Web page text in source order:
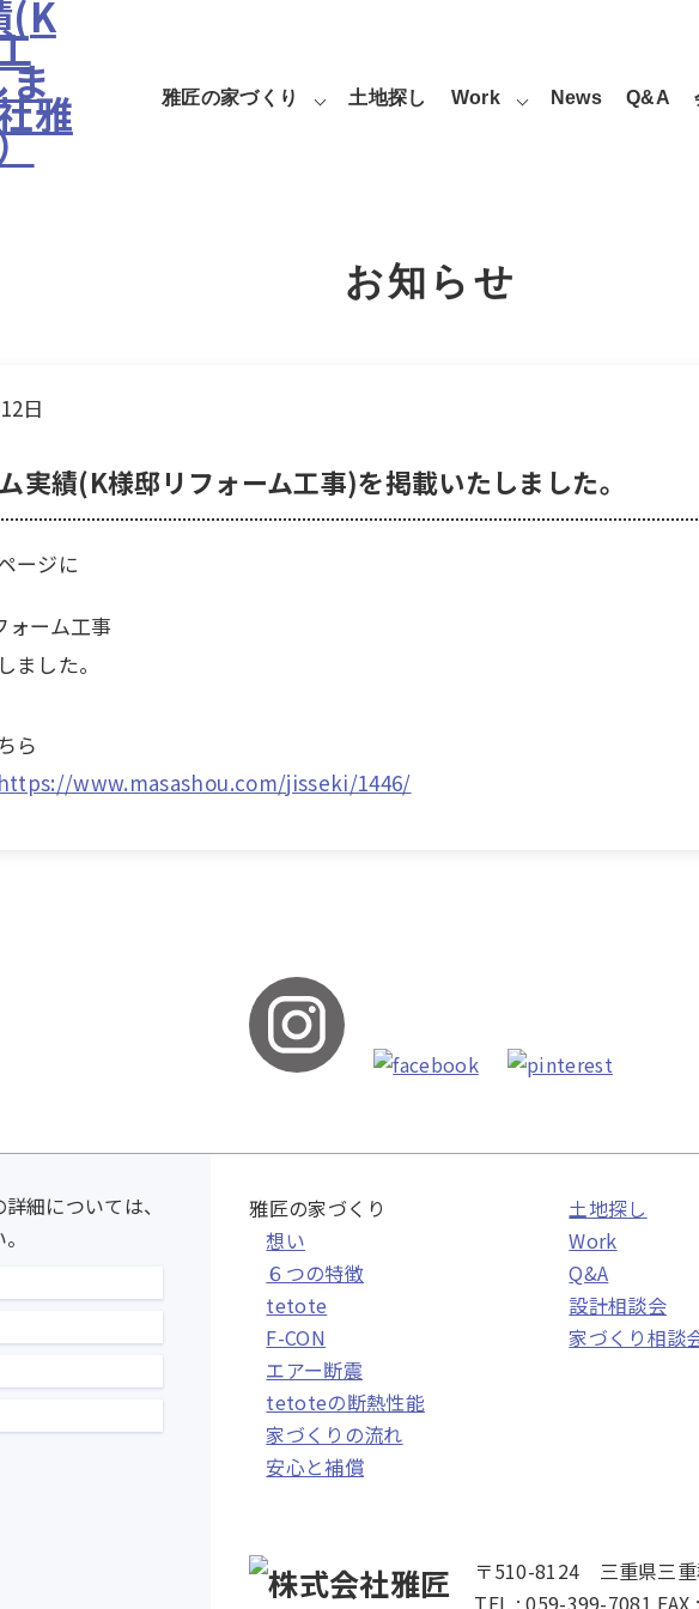
雅匠の家づくり 土地探し Work News Q&A
お知らせ
日
実績(K様邸リフォーム工事)を掲載いたしました。
ージに
ォーム工事
ました。
ら
https://www.masashou.com/jisseki/1446/
細については、
雅匠の家づくり
想い
６つの特徴
tetote
F-CON
エアー断震
tetoteの断熱性能
家づくりの流れ
安心と補償
土地探し
Work
Q&A
設計相談会
家づくり相談
〒510-8124 三重県三
TEL : 059-399-7081